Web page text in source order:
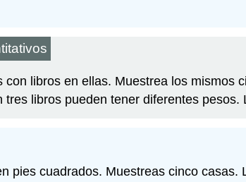
libros en ellas. Muestrea los
libros pueden tener diferentes pesos.
pies cuadrados. Muestreas cinco